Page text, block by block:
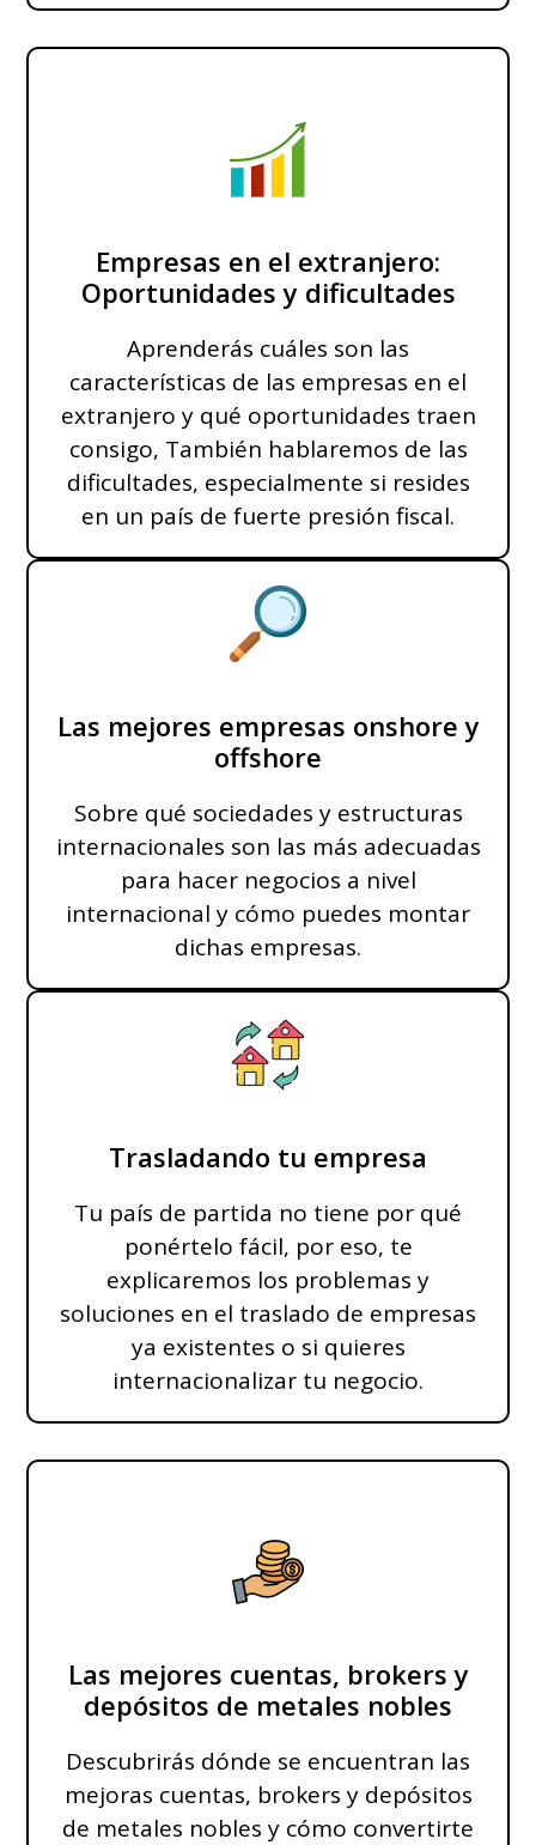
Empresas en el extranjero:
Oportunidades y dificultades
Aprenderás cuáles son las
características de las empresas en el
extranjero y qué oportunidades traen
consigo, También hablaremos de las
dificultades, especialmente si resides
en un país de fuerte presión fiscal.
Las mejores empresas onshore y
offshore
Sobre qué sociedades y estructuras
internacionales son las más adecuadas
para hacer negocios a nivel
internacional y cómo puedes montar
dichas empresas.
Trasladando tu empresa
Tu país de partida no tiene por qué
ponértelo fácil, por eso, te
explicaremos los problemas y
soluciones en el traslado de empresas
ya existentes o si quieres
internacionalizar tu negocio.
Las mejores cuentas, brokers y
depósitos de metales nobles
Descubrirás dónde se encuentran las
mejoras cuentas, brokers y depósitos
de metales nobles y cómo convertirte